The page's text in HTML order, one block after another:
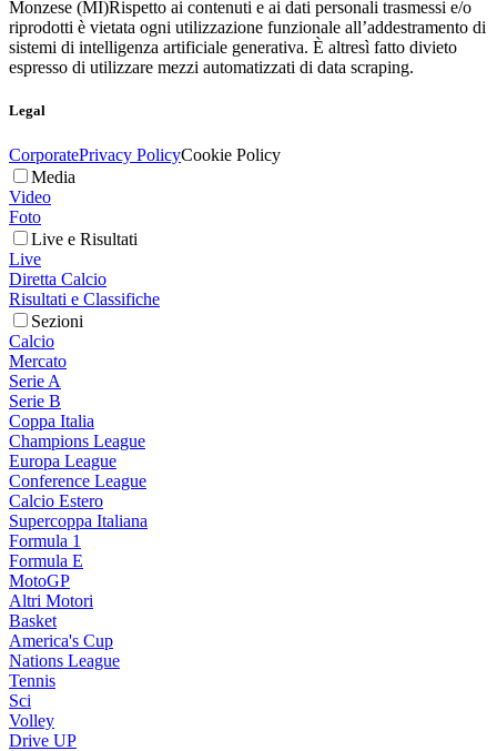
Monzese (MI)Rispetto ai contenuti e ai dati personali trasmessi e/o
riprodotti è vietata ogni utilizzazione funzionale all’addestramento di
sistemi di intelligenza artificiale generativa. È altresì fatto divieto
espresso di utilizzare mezzi automatizzati di data scraping.
Legal
CorporatePrivacy PolicyCookie Policy
Media
Video
Foto
Live e Risultati
Live
Diretta Calcio
Risultati e Classifiche
Sezioni
Calcio
Mercato
Serie A
Serie B
Coppa Italia
Champions League
Europa League
Conference League
Calcio Estero
Supercoppa Italiana
Formula 1
Formula E
MotoGP
Altri Motori
Basket
America's Cup
Nations League
Tennis
Sci
Volley
Drive UP